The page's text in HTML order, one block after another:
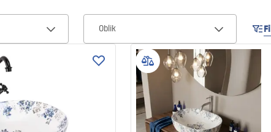
Oblik